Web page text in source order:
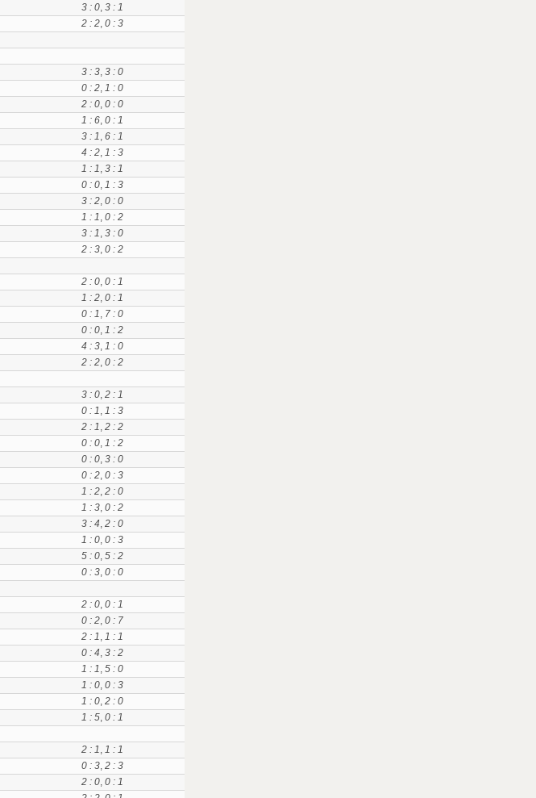
3 : 0, 3 : 1
2 : 2, 0 : 3
3 : 3, 3 : 0
0 : 2, 1 : 0
2 : 0, 0 : 0
1 : 6, 0 : 1
3 : 1, 6 : 1
4 : 2, 1 : 3
1 : 1, 3 : 1
0 : 0, 1 : 3
3 : 2, 0 : 0
1 : 1, 0 : 2
3 : 1, 3 : 0
2 : 3, 0 : 2
2 : 0, 0 : 1
1 : 2, 0 : 1
0 : 1, 7 : 0
0 : 0, 1 : 2
4 : 3, 1 : 0
2 : 2, 0 : 2
3 : 0, 2 : 1
0 : 1, 1 : 3
2 : 1, 2 : 2
0 : 0, 1 : 2
0 : 0, 3 : 0
0 : 2, 0 : 3
1 : 2, 2 : 0
1 : 3, 0 : 2
3 : 4, 2 : 0
1 : 0, 0 : 3
5 : 0, 5 : 2
0 : 3, 0 : 0
2 : 0, 0 : 1
0 : 2, 0 : 7
2 : 1, 1 : 1
0 : 4, 3 : 2
1 : 1, 5 : 0
1 : 0, 0 : 3
1 : 0, 2 : 0
1 : 5, 0 : 1
2 : 1, 1 : 1
0 : 3, 2 : 3
2 : 0, 0 : 1